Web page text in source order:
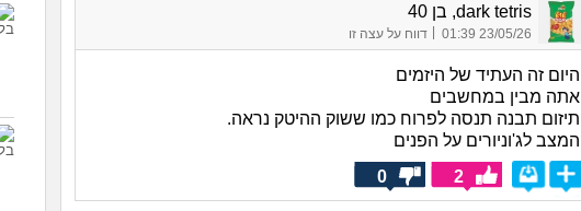
dark tetris, בן 40
23/05/26 01:39 דווח על עצה זו
היום זה העתיד של היזמים
אתה מבין במחשבים
תיזום תבנה תנסה לפרוח כמו ששוק ההיטק נראה.
המצב לג'וניורים על הפנים
2
0